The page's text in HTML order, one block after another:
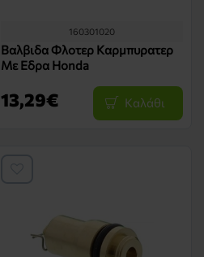
160301020
Βαλβιδα Φλοτερ Καρμπυρατερ
Με Εδρα Honda
13,29€ Καλάθι